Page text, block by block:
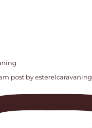
post by esterelcaravaning